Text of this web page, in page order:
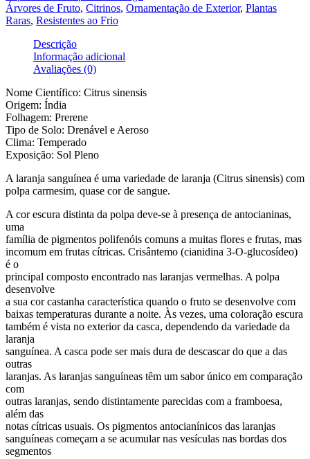
Árvores de Fruto, Citrinos, Ornamentação de Exterior, Plantas
Raras, Resistentes ao Frio
Descrição
Informação adicional
Avaliações (0)
Nome Científico: Citrus sinensis
Origem: Índia
Folhagem: Prerene
Tipo de Solo: Drenável e Aeroso
Clima: Temperado
Exposição: Sol Pleno
A laranja sanguínea é uma variedade de laranja (Citrus sinensis) com
polpa carmesim, quase cor de sangue.
A cor escura distinta da polpa deve-se à presença de antocianinas,
uma
família de pigmentos polifenóis comuns a muitas flores e frutas, mas
incomum em frutas cítricas. Crisântemo (cianidina 3-O-glucosídeo)
é o
principal composto encontrado nas laranjas vermelhas. A polpa
desenvolve
a sua cor castanha característica quando o fruto se desenvolve com
baixas temperaturas durante a noite. Às vezes, uma coloração escura
também é vista no exterior da casca, dependendo da variedade da
laranja
sanguínea. A casca pode ser mais dura de descascar do que a das
outras
laranjas. As laranjas sanguíneas têm um sabor único em comparação
com
outras laranjas, sendo distintamente parecidas com a framboesa,
além das
notas cítricas usuais. Os pigmentos antocianínicos das laranjas
sanguíneas começam a se acumular nas vesículas nas bordas dos
segmentos